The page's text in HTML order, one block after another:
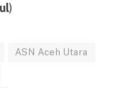
)
ASN Aceh Utara